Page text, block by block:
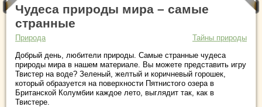
Чудеса природы мира – самые
странные
Природа
Тайны природы
Добрый день, любители природы. Самые странные чудеса
природы мира в нашем материале. Вы можете представить игру
Твистер на воде? Зеленый, желтый и коричневый горошек,
который образуется на поверхности Пятнистого озера в
Британской Колумбии каждое лето, выглядит так, как в
Твистере.